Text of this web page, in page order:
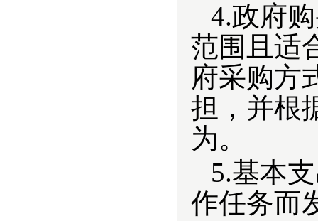
4.政府
范围且适
府采购方
担，并根
为。
5.基本
作任务而